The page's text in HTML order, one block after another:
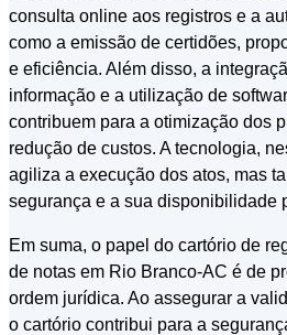
consulta online aos registros e a
como a emissão de certidões,
e eficiência. Além disso, a
informação e a utilização de
contribuem para a otimização dos
redução de custos. A tecnologia,
agiliza a execução dos atos, mas
segurança e a sua disponibilidade
Em suma, o papel do cartório de
de notas em Rio Branco-AC é de
ordem jurídica. Ao assegurar a
o cartório contribui para a